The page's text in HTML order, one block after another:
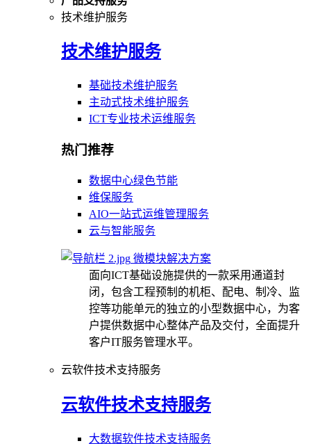
技术维护服务
技术维护服务
基础技术维护服务
主动式技术维护服务
ICT专业技术运维服务
热门推荐
数据中心绿色节能
维保服务
AIO一站式运维管理服务
云与智能服务
微模块解决方案
面向ICT基础设施提供的一款采用通道封
闭，包含工程预制的机柜、配电、制冷、监
控等功能单元的独立的小型数据中心，为客
户提供数据中心整体产品及交付，全面提升
客户IT服务管理水平。
云软件技术支持服务
云软件技术支持服务
大数据软件技术支持服务